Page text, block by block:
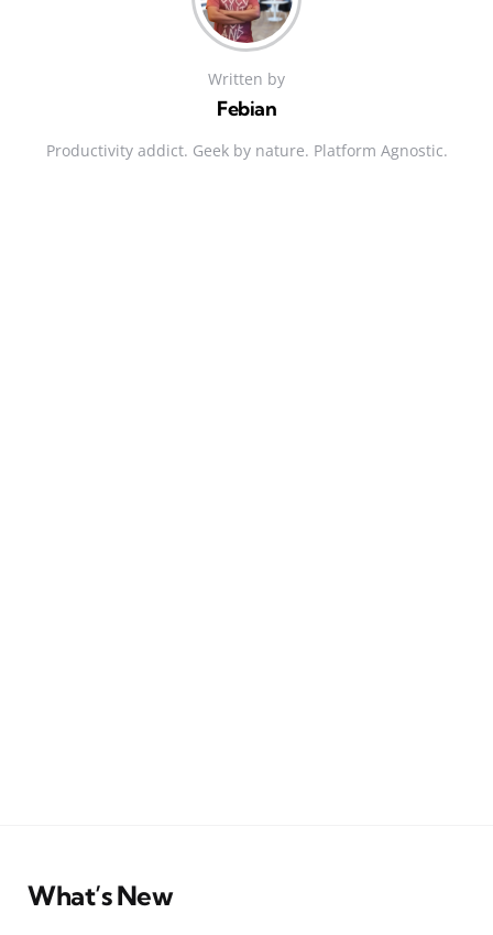
Written by
Febian
Productivity addict. Geek by nature. Platform Agnostic.
What’s New